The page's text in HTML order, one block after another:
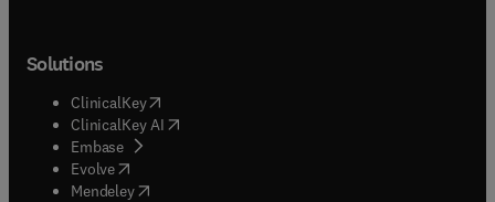
Solutions
ClinicalKey(opens in new tab/window
ClinicalKey AI opens in new tab/window
Embase( opens in new tab/window
Evolve(opens in new tab/window
Mendeley( opens in new tab/window